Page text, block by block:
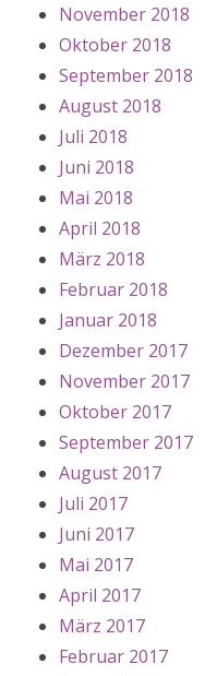
November 2018
Oktober 2018
September 2018
August 2018
Juli 2018
Juni 2018
Mai 2018
April 2018
März 2018
Februar 2018
Januar 2018
Dezember 2017
November 2017
Oktober 2017
September 2017
August 2017
Juli 2017
Juni 2017
Mai 2017
April 2017
März 2017
Februar 2017